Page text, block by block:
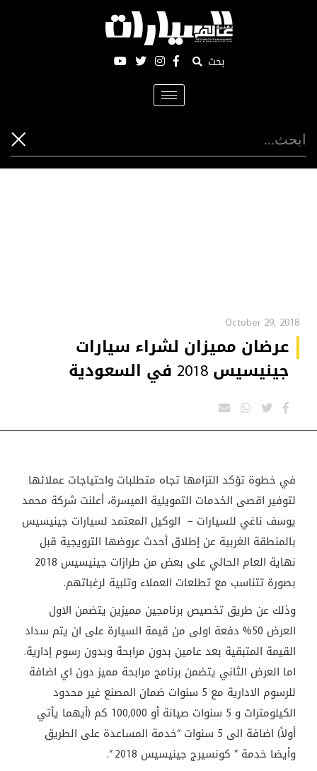
بحث
Toggle
navigation
October 29, 2018
عرضان مميزان لشراء سيارات
جينيسيس 2018 في السعودية
في خطوة تؤكد التزامها تجاه متطلبات واحتياجات عملائها
لتوفير اقصى الخدمات التمويلية الميسرة، أعلنت شركة محمد
يوسف ناغي للسيارات – الوكيل المعتمد لسيارات جينيسيس
بالمنطقة الغربية عن إطلاق أحدث عروضها الترويجية قبل
نهاية العام الحالي على بعض من طرازات جينيسيس 2018
بصورة تتناسب مع تطلعات العملاء وتلبية لرغباتهم.
وذلك عن طريق تخصيص برنامجين مميزين يتضمن الاول
العرض 50% دفعة اولى من قيمة السيارة على ان يتم سداد
القيمة المتبقية بعد عامين بدون مرابحة وبدون رسوم إدارية.
اما العرض الثاني يتضمن برنامج مرابحة مميز دون اي اضافة
للرسوم الادارية مع 5 سنوات ضمان المصنع غير محدود
الكيلومترات و 5 سنوات صيانة أو 100,000 كم (أيهما يأتي
أولاً) اضافة الى 5 سنوات “خدمة المساعدة على الطريق
وأيضا خدمة ” كونسيرج جينيسيس 2018 “.